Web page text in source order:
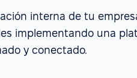
interna de tu
implementando una
y conectado.